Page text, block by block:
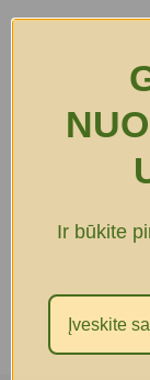
Ir būkite